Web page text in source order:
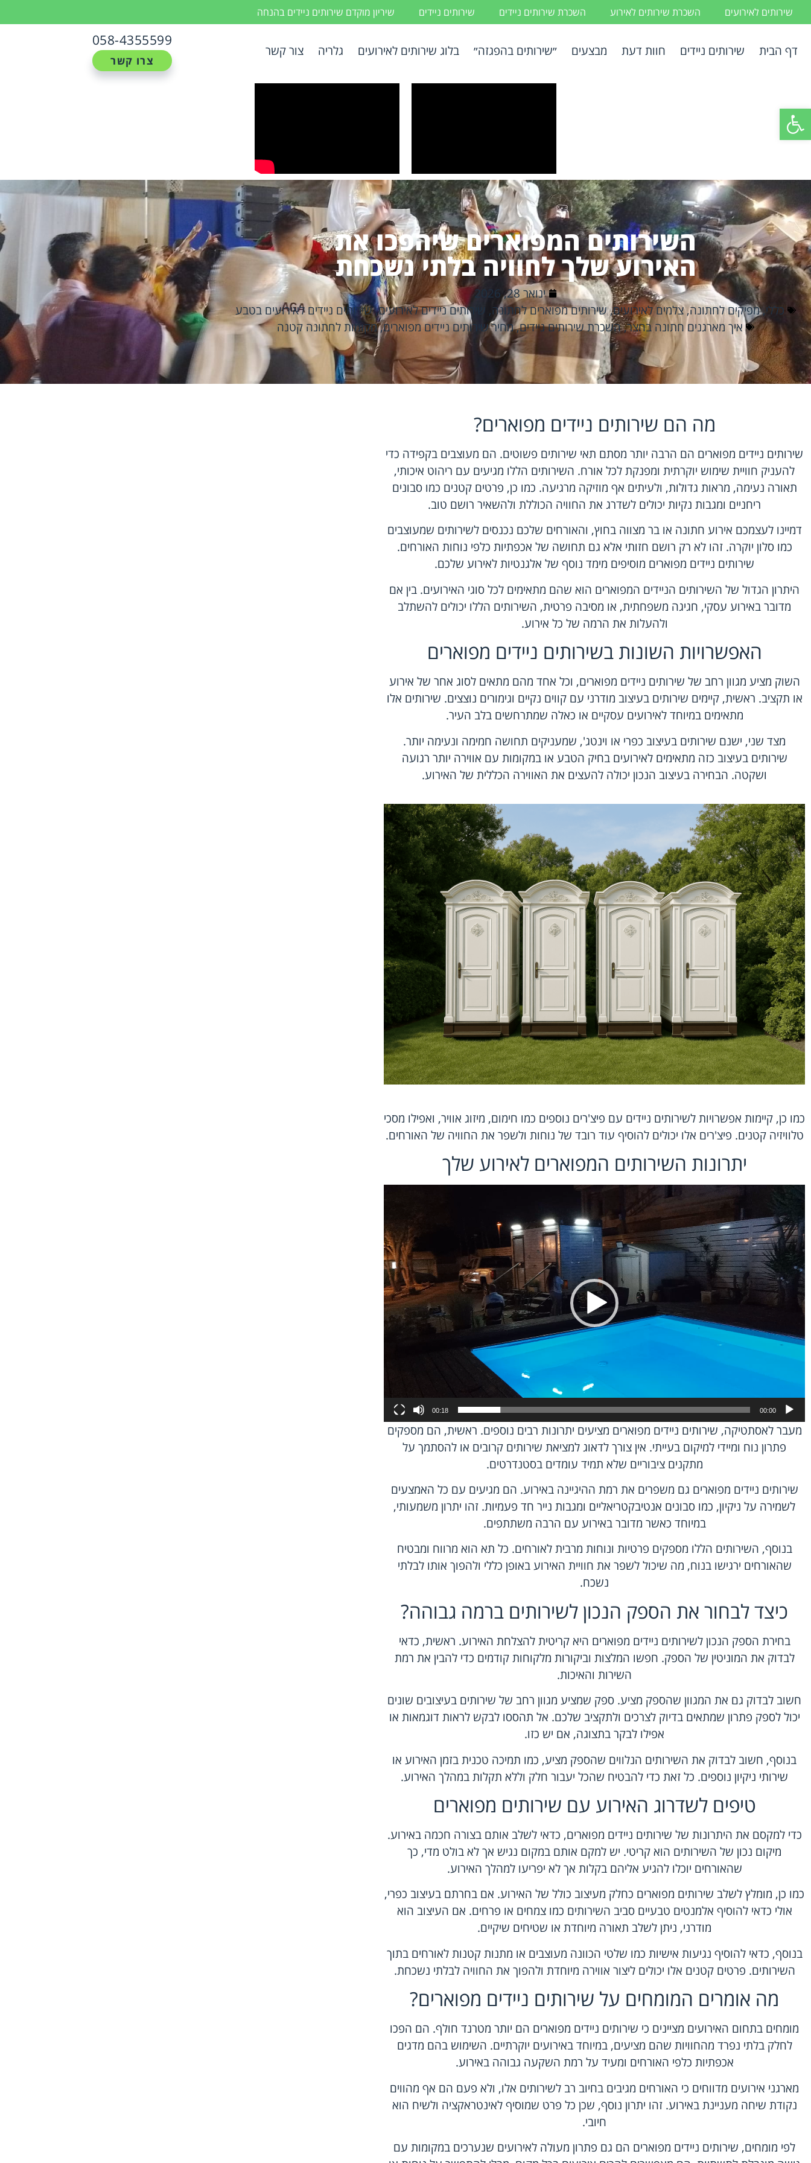
פתח סרגל נגישות
שירותים לאירועים השכרת שירותים לאירוע השכרת שירותים ניידים שירותים ניידים שיריון מוקדם שירותים ניידים בהנחה
דף הבית שירותים ניידים חוות דעת מבצעים ״שירותים בהפגזה״ בלוג שירותים לאירועים גלריה צור קשר
058-4355599
צרו קשר
השירותים המפוארים שיהפכו את
האירוע שלך לחוויה בלתי נשכחת
ינואר 28, 2026
כללי,מפיקים לחתונה,צלמים לאירועים,שירותים מפוארים לחתונה, שירותים ניידים לאירועים,שירותים ניידים לאירועים בטבע
איך מארגנים חתונה בחצר,השכרת שירותים ניידים,מחיר שירותים ניידים מפוארים,מקומות לחתונה קטנה
מה הם שירותים ניידים מפוארים?
שירותים ניידים מפוארים הם הרבה יותר מסתם תאי שירותים פשוטים. הם מעוצבים בקפידה כדי
להעניק חוויית שימוש יוקרתית ומפנקת לכל אורח. השירותים הללו מגיעים עם ריהוט איכותי,
תאורה נעימה, מראות גדולות, ולעיתים אף מוזיקה מרגיעה. כמו כן, פרטים קטנים כמו סבונים
ריחניים ומגבות נקיות יכולים לשדרג את החוויה הכוללת ולהשאיר רושם טוב.
דמיינו לעצמכם אירוע חתונה או בר מצווה בחוץ, והאורחים שלכם נכנסים לשירותים שמעוצבים
כמו סלון יוקרה. זהו לא רק רושם חזותי אלא גם תחושה של אכפתיות כלפי נוחות האורחים.
שירותים ניידים מפוארים מוסיפים מימד נוסף של אלגנטיות לאירוע שלכם.
היתרון הגדול של השירותים הניידים המפוארים הוא שהם מתאימים לכל סוגי האירועים. בין אם
מדובר באירוע עסקי, חגיגה משפחתית, או מסיבה פרטית, השירותים הללו יכולים להשתלב
ולהעלות את הרמה של כל אירוע.
האפשרויות השונות בשירותים ניידים מפוארים
השוק מציע מגוון רחב של שירותים ניידים מפוארים, וכל אחד מהם מתאים לסוג אחר של אירוע
או תקציב. ראשית, קיימים שירותים בעיצוב מודרני עם קווים נקיים וגימורים נוצצים. שירותים אלו
מתאימים במיוחד לאירועים עסקיים או כאלה שמתרחשים בלב העיר.
מצד שני, ישנם שירותים בעיצוב כפרי או וינטג', שמעניקים תחושה חמימה ונעימה יותר.
שירותים בעיצוב כזה מתאימים לאירועים בחיק הטבע או במקומות עם אווירה יותר רגועה
ושקטה. הבחירה בעיצוב הנכון יכולה להעצים את האווירה הכללית של האירוע.
כמו כן, קיימות אפשרויות לשירותים ניידים עם פיצ'רים נוספים כמו חימום, מיזוג אוויר, ואפילו מסכי
טלוויזיה קטנים. פיצ'רים אלו יכולים להוסיף עוד רובד של נוחות ולשפר את החוויה של האורחים.
יתרונות השירותים המפוארים לאירוע שלך
נגן
וידאו
00:00
00:18
מעבר לאסתטיקה, שירותים ניידים מפוארים מציעים יתרונות רבים נוספים. ראשית, הם מספקים
פתרון נוח ומיידי למיקום בעייתי. אין צורך לדאוג למציאת שירותים קרובים או להסתמך על
מתקנים ציבוריים שלא תמיד עומדים בסטנדרטים.
שירותים ניידים מפוארים גם משפרים את רמת ההיגיינה באירוע. הם מגיעים עם כל האמצעים
לשמירה על ניקיון, כמו סבונים אנטיבקטריאליים ומגבות נייר חד פעמיות. זהו יתרון משמעותי,
במיוחד כאשר מדובר באירוע עם הרבה משתתפים.
בנוסף, השירותים הללו מספקים פרטיות ונוחות מרבית לאורחים. כל תא הוא מרווח ומבטיח
שהאורחים ירגישו בנוח, מה שיכול לשפר את חוויית האירוע באופן כללי ולהפוך אותו לבלתי
נשכח.
כיצד לבחור את הספק הנכון לשירותים ברמה גבוהה?
בחירת הספק הנכון לשירותים ניידים מפוארים היא קריטית להצלחת האירוע. ראשית, כדאי
לבדוק את המוניטין של הספק. חפשו המלצות וביקורות מלקוחות קודמים כדי להבין את רמת
השירות והאיכות.
חשוב לבדוק גם את המגוון שהספק מציע. ספק שמציע מגוון רחב של שירותים בעיצובים שונים
יכול לספק פתרון שמתאים בדיוק לצרכים ולתקציב שלכם. אל תהססו לבקש לראות דוגמאות או
אפילו לבקר בתצוגה, אם יש כזו.
בנוסף, חשוב לבדוק את השירותים הנלווים שהספק מציע, כמו תמיכה טכנית בזמן האירוע או
שירותי ניקיון נוספים. כל זאת כדי להבטיח שהכל יעבור חלק וללא תקלות במהלך האירוע.
טיפים לשדרוג האירוע עם שירותים מפוארים
כדי למקסם את היתרונות של שירותים ניידים מפוארים, כדאי לשלב אותם בצורה חכמה באירוע.
מיקום נכון של השירותים הוא קריטי. יש למקם אותם במקום נגיש אך לא בולט מדי, כך
שהאורחים יוכלו להגיע אליהם בקלות אך לא יפריעו למהלך האירוע.
כמו כן, מומלץ לשלב שירותים מפוארים כחלק מעיצוב כולל של האירוע. אם בחרתם בעיצוב כפרי,
אולי כדאי להוסיף אלמנטים טבעיים סביב השירותים כמו צמחים או פרחים. אם העיצוב הוא
מודרני, ניתן לשלב תאורה מיוחדת או שטיחים שיקיים.
בנוסף, כדאי להוסיף נגיעות אישיות כמו שלטי הכוונה מעוצבים או מתנות קטנות לאורחים בתוך
השירותים. פרטים קטנים אלו יכולים ליצור אווירה מיוחדת ולהפוך את החוויה לבלתי נשכחת.
מה אומרים המומחים על שירותים ניידים מפוארים?
מומחים בתחום האירועים מציינים כי שירותים ניידים מפוארים הם יותר מטרנד חולף. הם הפכו
לחלק בלתי נפרד מהחוויות שהם מציעים, במיוחד באירועים יוקרתיים. השימוש בהם מדגים
אכפתיות כלפי האורחים ומעיד על רמת השקעה גבוהה באירוע.
מארגני אירועים מדווחים כי האורחים מגיבים בחיוב רב לשירותים אלו, ולא פעם הם אף מהווים
נקודת שיחה מעניינת באירוע. זהו יתרון נוסף, שכן כל פרט שמוסיף לאינטראקציה ולשיח הוא
חיובי.
לפי מומחים, שירותים ניידים מפוארים הם גם פתרון מעולה לאירועים שנערכים במקומות עם